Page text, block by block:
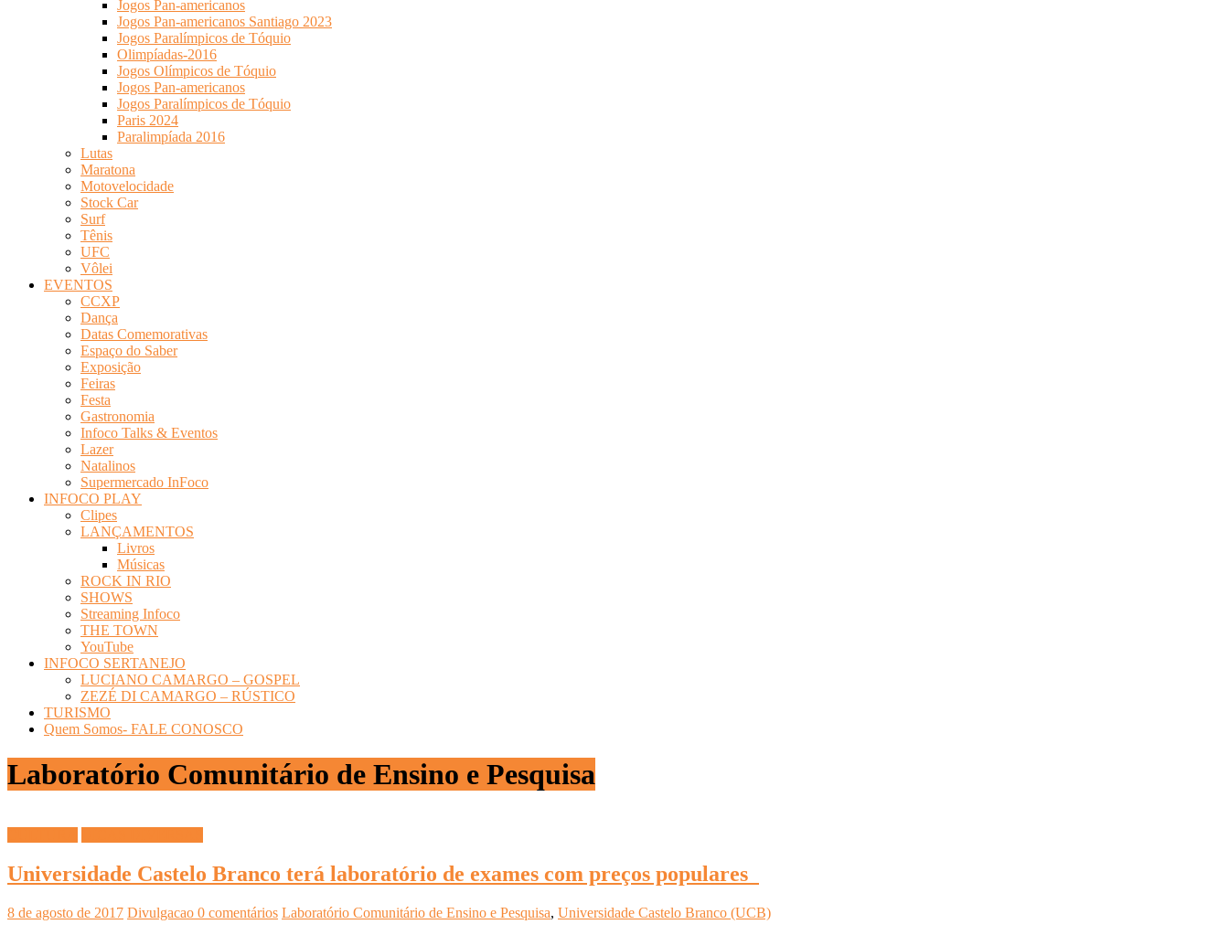
Jogos Pan-americanos
Jogos Pan-americanos Santiago 2023
Jogos Paralímpicos de Tóquio
Olimpíadas-2016
Jogos Olímpicos de Tóquio
Jogos Pan-americanos
Jogos Paralímpicos de Tóquio
Paris 2024
Paralimpíada 2016
Lutas
Maratona
Motovelocidade
Stock Car
Surf
Tênis
UFC
Vôlei
EVENTOS
CCXP
Dança
Datas Comemorativas
Espaço do Saber
Exposição
Feiras
Festa
Gastronomia
Infoco Talks & Eventos
Lazer
Natalinos
Supermercado InFoco
INFOCO PLAY
Clipes
LANÇAMENTOS
Livros
Músicas
ROCK IN RIO
SHOWS
Streaming Infoco
THE TOWN
YouTube
INFOCO SERTANEJO
LUCIANO CAMARGO – GOSPEL
ZEZÉ DI CAMARGO – RÚSTICO
TURISMO
Quem Somos- FALE CONOSCO
Laboratório Comunitário de Ensino e Pesquisa
Universidade Castelo Branco terá laboratório de exames com preços populares
8 de agosto de 2017 Divulgacao 0 comentários Laboratório Comunitário de Ensino e Pesquisa, Universidade Castelo Branco (UCB)